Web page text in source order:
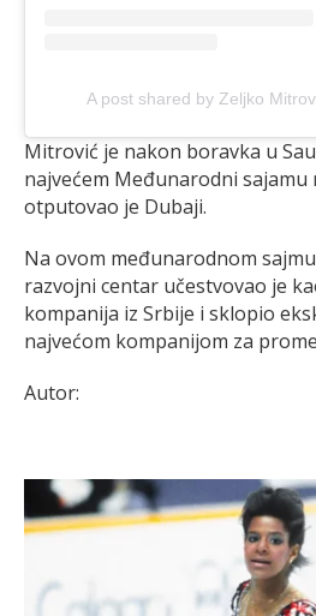
A post shared by Zeljko
Mitrović je nakon boravka u
najvećem Međunarodni sajamu
otputovao je Dubaji.
Na ovom međunarodnom
razvojni centar učestvovao je
kompanija iz Srbije i sklopio
najvećom kompanijom za
Autor: